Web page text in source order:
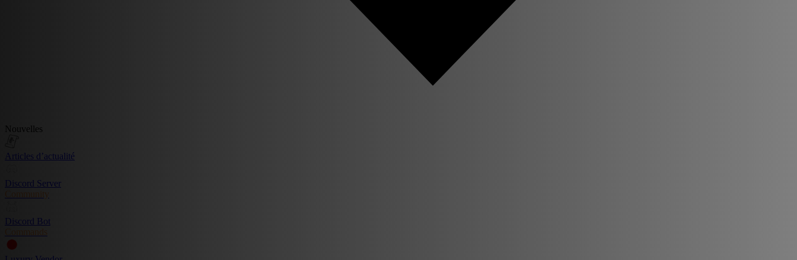
Nouvelles
Articles d’actualité
Discord Server
Community
Discord Bot